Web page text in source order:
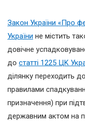
Закон України «Про
України не містить
довічне
до статті 1225 ЦK
ділянку переходить
правилами
призначення) при
державним актом на